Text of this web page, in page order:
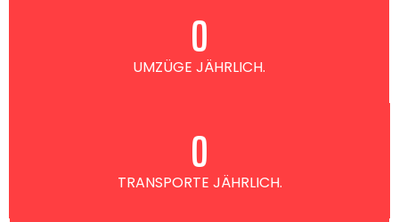
UMZÜGE JÄHRLICH.
0
TRANSPORTE JÄHRLICH.
0